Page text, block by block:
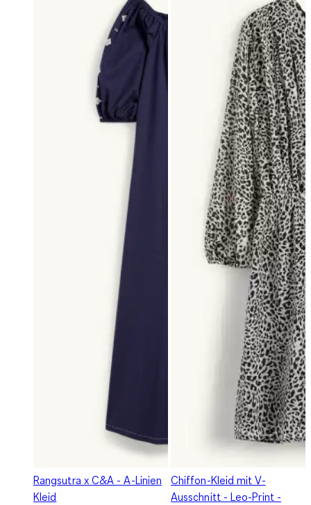
Rangsutra x C&A - A-Linien
Kleid
Chiffon-Kleid mit V-
Ausschnitt - Leo-Print -